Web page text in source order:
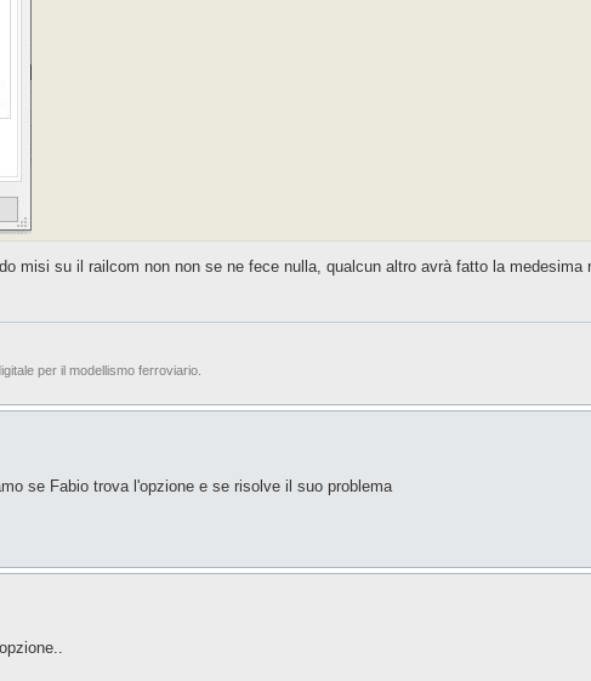
misi su il railcom non non se ne fece nulla, qualcun altro avrà fatto la medesima
per il modellismo ferroviario.
se Fabio trova l'opzione e se risolve il suo problema